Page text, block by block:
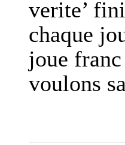
verite’
chaque
joue
voulons